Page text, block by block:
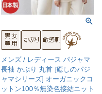
メンズ / レディース パジャマ
長袖 かぶり 丸首 [癒しのパジ
ャマシリーズ] オーガニックコ
ットン100％無染色接結ニット